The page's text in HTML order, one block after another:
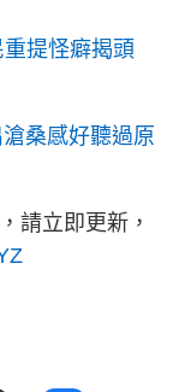
提怪癖揭頭
桑感好聽過原
請立即更新，